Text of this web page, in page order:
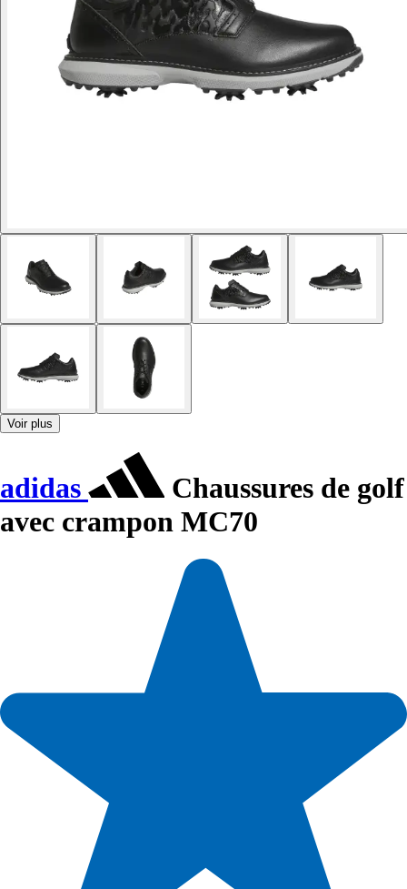
Voir plus
adidas
Chaussures de golf
avec crampon MC70